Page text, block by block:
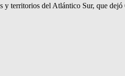
territorios del Atlántico Sur, que